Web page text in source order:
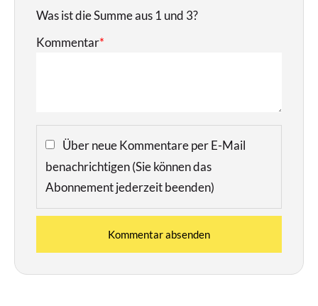
Was ist die Summe aus 1 und 3?
Kommentar*
Über neue Kommentare per E-Mail
benachrichtigen (Sie können das
Abonnement jederzeit beenden)
Kommentar absenden